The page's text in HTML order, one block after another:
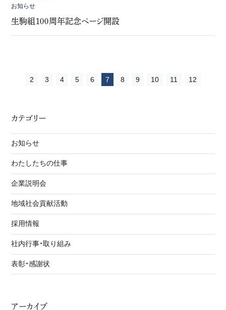
お知らせ
生駒組１００周年記念ページ開設
2 3 4 5 6 7 8 9 10 11 12
カテゴリー
お知らせ
わたしたちの仕事
企業説明会
地域社会貢献活動
採用情報
社内行事・取り組み
表彰・感謝状
アーカイブ